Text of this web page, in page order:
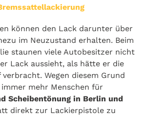
können den Lack darunter über
im Neuzustand erhalten. Beim
staunen viele Autobesitzer nicht
Lack aussieht, als hätte er die
Wegen diesem Grund
mehr Menschen für
Scheibentönung in Berlin und
direkt zur Lackierpistole zu